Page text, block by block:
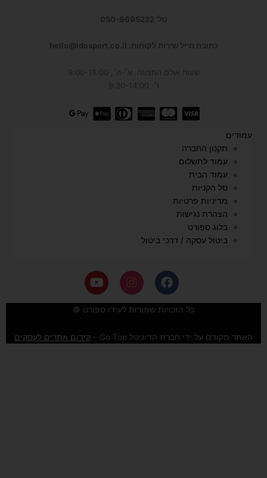
טל' 050-9695222
כתובת מייל שירות לקוחות: hello@idosport.co.il
שעות אולם התצוגה: א׳-ה׳, 9:00-18:00
ו׳: 9:30-14:00
עמודים
תקנון החברה
עמוד לתשלום
עמוד הבית
סל הקניות
מדיניות פרטיות
הצהרת נגישות
בלוג ספורט
ביטול עסקה / דרכי ביטול
F
a
c
e
o
o
I
n
s
t
g
r
Y
o
u
t
b
e
כל הזכויות שמורות לעידו ספורט ©
האתר מקודם על ידי חברת הדיגיטל Go Top – קידום אתרים לעסקים